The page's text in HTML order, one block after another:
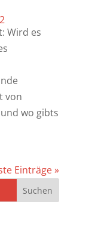
Wird es
von
wo gibts
Einträge »
Suchen